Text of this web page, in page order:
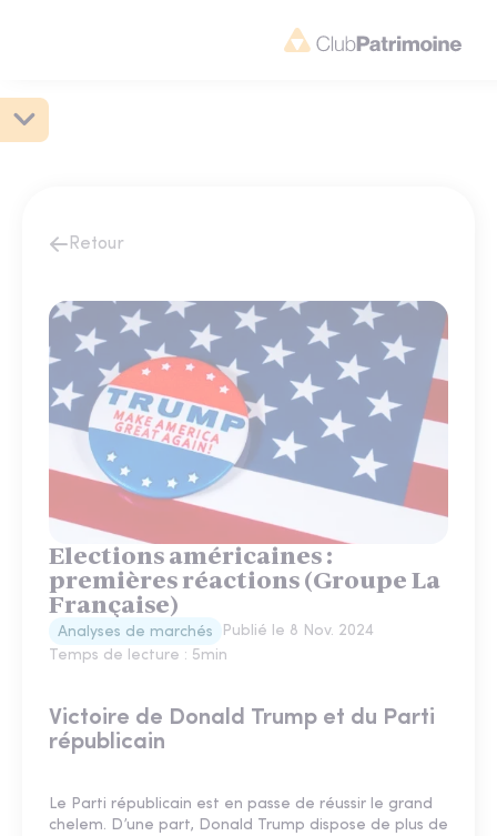
Retour
Elections américaines :
premières réactions (Groupe La
Française)
Analyses de marchés Publié le 8 Nov. 2024
Temps de lecture : 5min
Victoire de Donald Trump et du Parti
républicain
Le Parti républicain est en passe de réussir le grand
chelem. D’une part, Donald Trump dispose de plus de